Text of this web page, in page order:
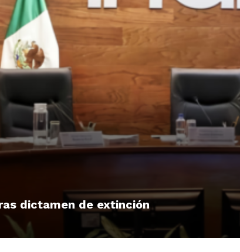
dictamen de extinción